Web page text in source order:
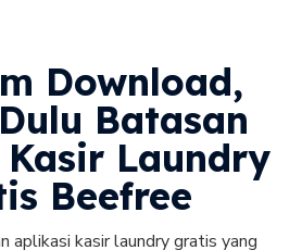
Download,
Batasan
Laundry
Beefree
aplikasi kasir laundry gratis yang